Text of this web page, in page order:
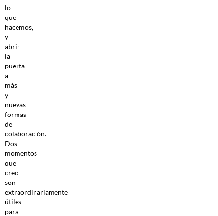
lo
que
hacemos,
y
abrir
la
puerta
a
más
y
nuevas
formas
de
colaboración.
Dos
momentos
que
creo
son
extraordinariamente
útiles
para